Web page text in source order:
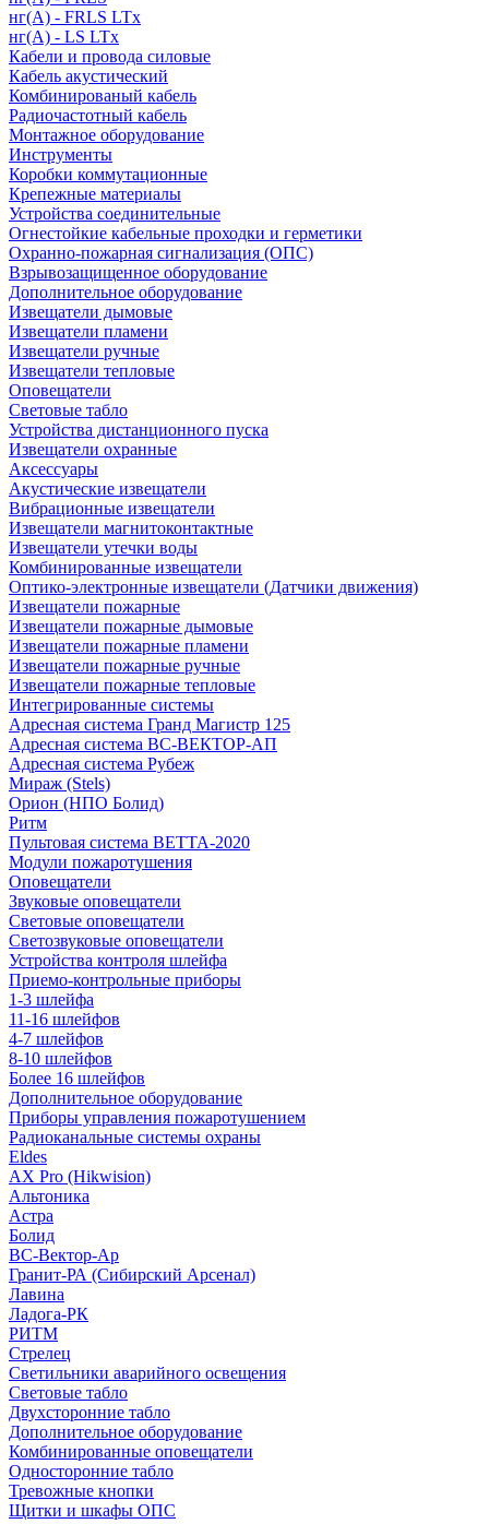
нг(А) - FRLS LTx
нг(А) - LS LTx
Кабели и провода силовые
Кабель акустический
Комбинированый кабель
Радиочастотный кабель
Монтажное оборудование
Инструменты
Коробки коммутационные
Крепежные материалы
Устройства соединительные
Огнестойкие кабельные проходки и герметики
Охранно-пожарная сигнализация (ОПС)
Взрывозащищенное оборудование
Дополнительное оборудование
Извещатели дымовые
Извещатели пламени
Извещатели ручные
Извещатели тепловые
Оповещатели
Световые табло
Устройства дистанционного пуска
Извещатели охранные
Аксессуары
Акустические извещатели
Вибрационные извещатели
Извещатели магнитоконтактные
Извещатели утечки воды
Комбинированные извещатели
Оптико-электронные извещатели (Датчики движения)
Извещатели пожарные
Извещатели пожарные дымовые
Извещатели пожарные пламени
Извещатели пожарные ручные
Извещатели пожарные тепловые
Интегрированные системы
Адресная система Гранд Магистр 125
Адресная система ВС-ВЕКТОР-АП
Адресная система Рубеж
Мираж (Stels)
Орион (НПО Болид)
Ритм
Пультовая система ВЕТТА-2020
Модули пожаротушения
Оповещатели
Звуковые оповещатели
Световые оповещатели
Светозвуковые оповещатели
Устройства контроля шлейфа
Приемо-контрольные приборы
1-3 шлейфа
11-16 шлейфов
4-7 шлейфов
8-10 шлейфов
Более 16 шлейфов
Дополнительное оборудование
Приборы управления пожаротушением
Радиоканальные системы охраны
Eldes
AX Pro (Hikwision)
Альтоника
Астра
Болид
ВС-Вектор-Ар
Гранит-РА (Сибирский Арсенал)
Лавина
Ладога-РК
РИТМ
Стрелец
Светильники аварийного освещения
Световые табло
Двухсторонние табло
Дополнительное оборудование
Комбинированные оповещатели
Односторонние табло
Тревожные кнопки
Щитки и шкафы ОПС